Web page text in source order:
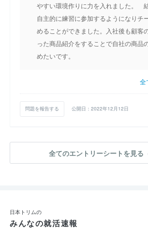
やすい環境作りに力を入れました。
自主的に練習に参加するようになりチ
めることができました。入社後も顧客
った商品紹介をすることで自社の商品
めたいです。
全
問題を報告する 公開日：2022年12月12日
全てのエントリーシートを見る
日本トリムの
みんなの就活速報